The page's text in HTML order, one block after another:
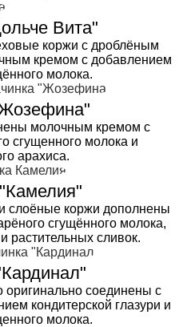
Вита"
коржи с дроблёным
кремом с добавлением
молока.
молочным кремом с
сгущенного молока и
арахиса.
слоёные коржи дополнены
сгущённого молока,
растительных сливок.
оригинально соединены с
кондитерской глазури и
молока.